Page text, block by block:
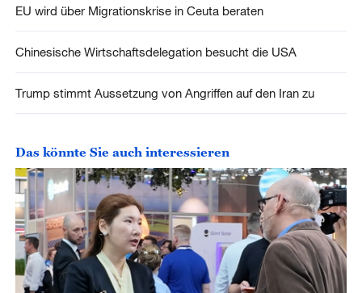
EU wird über Migrationskrise in Ceuta beraten
Chinesische Wirtschaftsdelegation besucht die USA
Trump stimmt Aussetzung von Angriffen auf den Iran zu
Das könnte Sie auch interessieren